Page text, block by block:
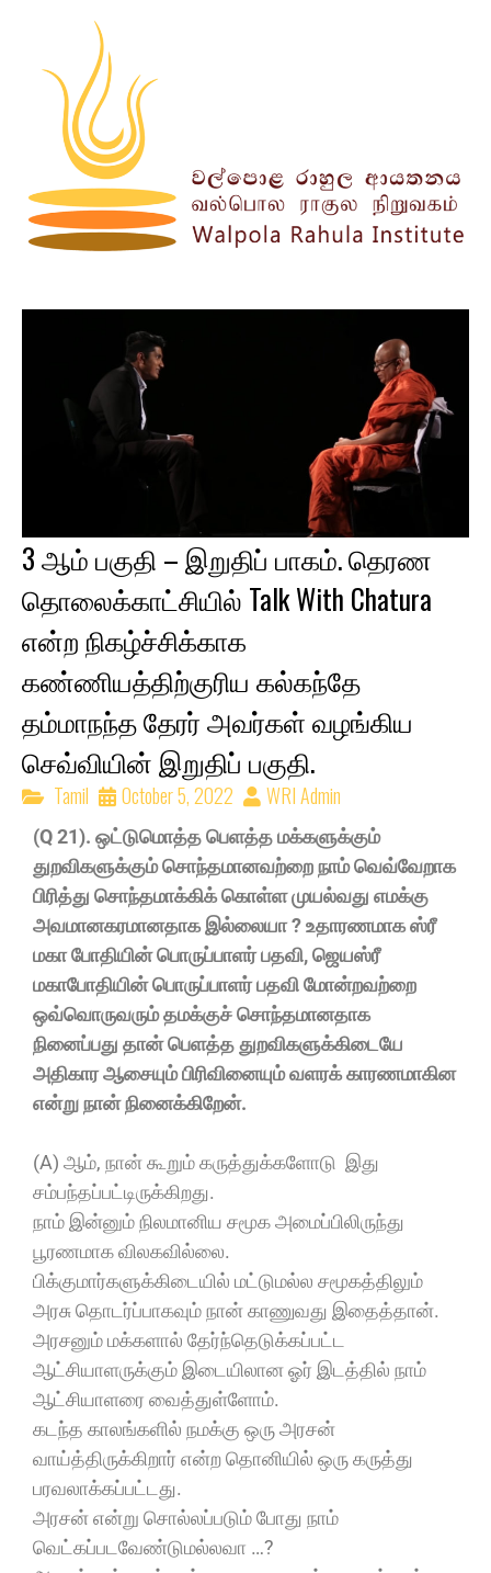
3 ஆம் பகுதி – இறுதிப் பாகம். தெரண
தொலைக்காட்சியில் Talk With Chatura
என்ற நிகழ்ச்சிக்காக
கண்ணியத்திற்குரிய கல்கந்தே
தம்மாநந்த தேரர் அவர்கள் வழங்கிய
செவ்வியின் இறுதிப் பகுதி.
Tamil October 5, 2022 WRI Admin
(Q 21). ஒட்டுமொத்த பெளத்த மக்களுக்கும்
துறவிகளுக்கும் சொந்தமானவற்றை நாம் வெவ்வேறாக
பிரித்து சொந்தமாக்கிக் கொள்ள முயல்வது எமக்கு
அவமானகரமானதாக இல்லையா ? உதாரணமாக ஸ்ரீ
மகா போதியின் பொருப்பாளர் பதவி, ஜெயஸ்ரீ
மகாபோதியின் பொருப்பாளர் பதவி மோன்றவற்றை
ஒவ்வொருவரும் தமக்குச் சொந்தமானதாக
நினைப்பது தான் பெளத்த துறவிகளுக்கிடையே
அதிகார ஆசையும் பிரிவினையும் வளரக் காரணமாகின
என்று நான் நினைக்கிறேன்.
(A) ஆம், நான் கூறும் கருத்துக்களோடு இது
சம்பந்தப்பட்டிருக்கிறது.
நாம் இன்னும் நிலமானிய சமூக அமைப்பிலிருந்து
பூரணமாக விலகவில்லை.
பிக்குமார்களுக்கிடையில் மட்டுமல்ல சமூகத்திலும்
அரசு தொடர்ப்பாகவும் நான் காணுவது இதைத்தான்.
அரசனும் மக்களால் தேர்ந்தெடுக்கப்பட்ட
ஆட்சியாளருக்கும் இடையிலான ஓர் இடத்தில் நாம்
ஆட்சியாளரை வைத்துள்ளோம்.
கடந்த காலங்களில் நமக்கு ஒரு அரசன்
வாய்த்திருக்கிறார் என்ற தொனியில் ஒரு கருத்து
பரவலாக்கப்பட்டது.
அரசன் என்று சொல்லப்படும் போது நாம்
வெட்கப்படவேண்டுமல்லவா …?